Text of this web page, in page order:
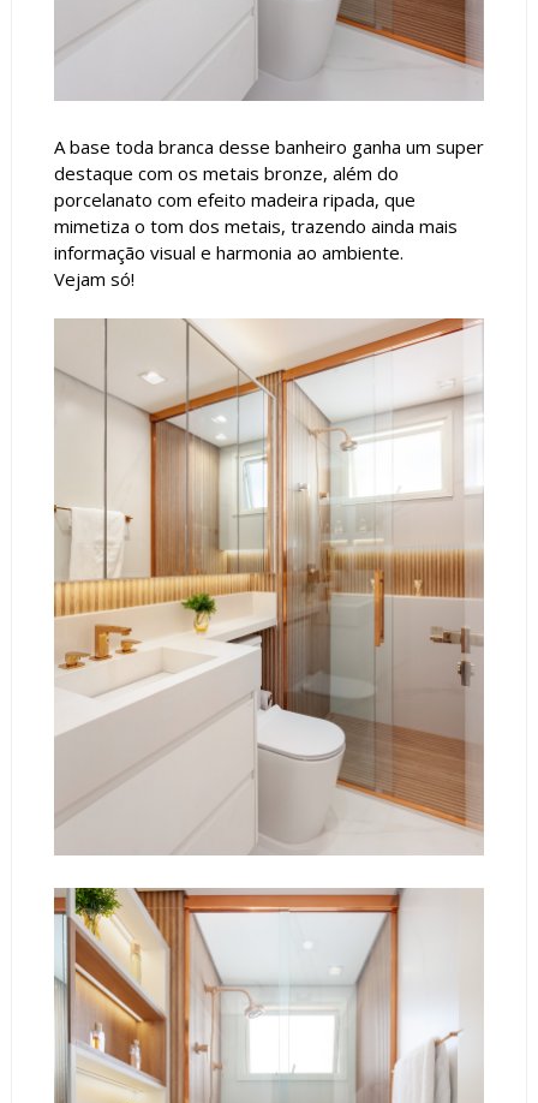
A base toda branca desse banheiro ganha um super
destaque com os metais bronze, além do
porcelanato com efeito madeira ripada, que
mimetiza o tom dos metais, trazendo ainda mais
informação visual e harmonia ao ambiente.
Vejam só!